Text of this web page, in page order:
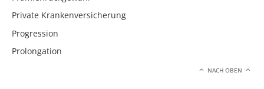
Private Krankenversicherung
Progression
Prolongation
NACH OBEN